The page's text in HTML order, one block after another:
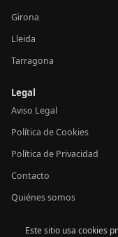
Girona
Lleida
Tarragona
Legal
Aviso Legal
Política de Cookies
Política de Privacidad
Contacto
Quiénes somos
Este sitio usa cookies